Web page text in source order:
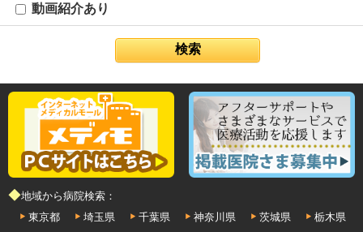
動画紹介あり
◆地域から病院検索：
東京都
埼玉県 千葉県 神奈川県 茨城県
栃木県